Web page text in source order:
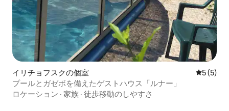
イリチョフスクの個室 レビュー
5 (5)
プールとガゼボを備えたゲストハウス「ルナー」
ロケーション · 家族 · 徒歩移動のしやすさ